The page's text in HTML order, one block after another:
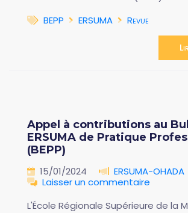
BEPP
ERSUMA Revue
Appel à contributions au
ERSUMA de Pratique
(BEPP)
15/01/2024
ERSUMA-OHADA
Laisser un commentaire
L'École Régionale Supérieure de la